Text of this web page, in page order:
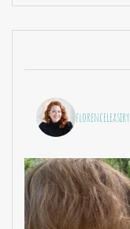
florenceleasiry